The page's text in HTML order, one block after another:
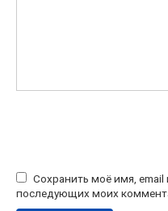
Сохранить моё имя, email
последующих моих